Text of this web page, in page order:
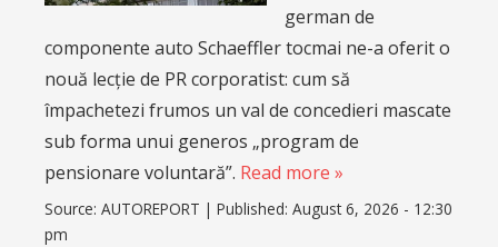
german de
componente auto Schaeffler tocmai ne-a oferit o
nouă lecție de PR corporatist: cum să
împachetezi frumos un val de concedieri mascate
sub forma unui generos „program de
pensionare voluntară”. Read more »
Source: AUTOREPORT | Published: August 6, 2026 - 12:30
pm